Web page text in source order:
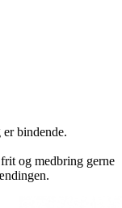
bindende.
og medbring gerne